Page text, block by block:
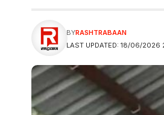
LAST UPDATED: 18/06/2026
BYRASHTRABAAN